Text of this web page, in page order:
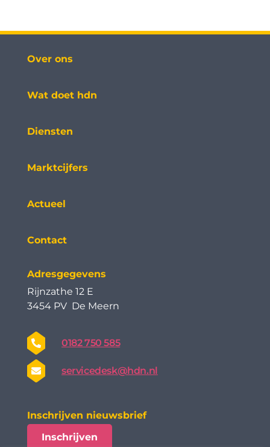
Over ons
Wat doet hdn
Diensten
Marktcijfers
Actueel
Contact
Adresgegevens
Rijnzathe 12 E
3454 PV De Meern
0182 750 585
servicedesk@hdn.nl
Inschrijven nieuwsbrief
Inschrijven